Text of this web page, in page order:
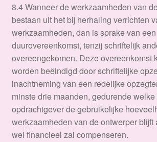
8.4 Wanneer de werkzaamheden van
bestaan uit het bij herhaling verrichten
werkzaamheden, dan is sprake van een
duurovereenkomst, tenzij schriftelijk
overeengekomen. Deze overeenkomst
worden beëindigd door schriftelijke
inachtneming van een redelijke
minste drie maanden, gedurende
opdrachtgever de gebruikelijke
werkzaamheden van de ontwerper blijft
wel financieel zal compenseren.